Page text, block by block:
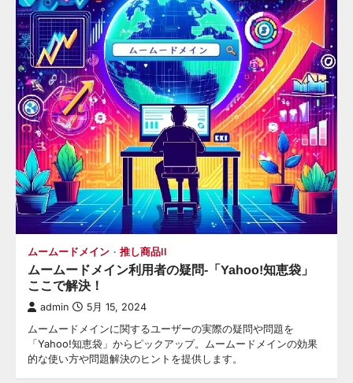
ムームードメイン 推し商品II
ムームードメイン利用者の疑問-「Yahoo!知恵袋」
ここで解決！
admin 5月 15, 2024
ムームードメインに関するユーザーの実際の疑問や問題を
「Yahoo!知恵袋」からピックアップ。ムームードメインの効果
的な使い方や問題解決のヒントを提供します。